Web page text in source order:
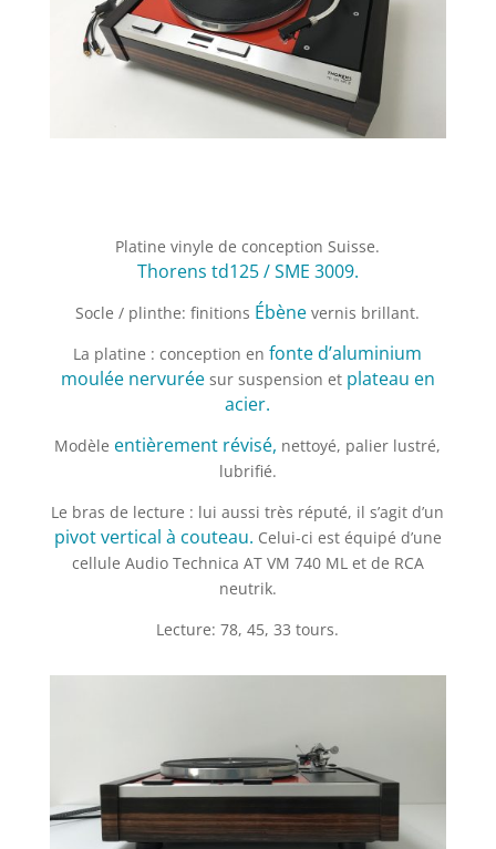
Platine vinyle de conception Suisse.
Thorens td125 / SME 3009.
Socle / plinthe: finitions Ébène vernis brillant.
La platine : conception enfonte d’aluminium
moulée nervuréesur suspension et plateau en
acier.
Modèle entièrement révisé, nettoyé, palier lustré,
lubrifié.
Le bras de lecture : lui aussi très réputé, il s’agit d’un
pivot vertical à couteau. Celui-ci est équipé d’une
cellule Audio Technica AT VM 740 ML et de RCA
neutrik.
Lecture: 78, 45, 33 tours.